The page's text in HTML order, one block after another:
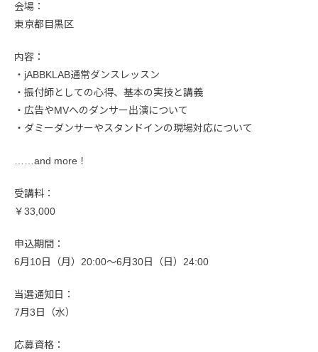
会場：
東京都目黒区
内容：
・jABBKLAB通常ダンスレッスン
・振付師としての心得、基本の実技と講義
・広告やMVへのダンサー出演について
・ダミーダンサーやスタンドインの現場対応について
……and more！
受講料：
￥33,000
申込期間：
6月10日（月）20:00〜6月30日（日）24:00
当選通知日：
7月3日（水）
応募資格：